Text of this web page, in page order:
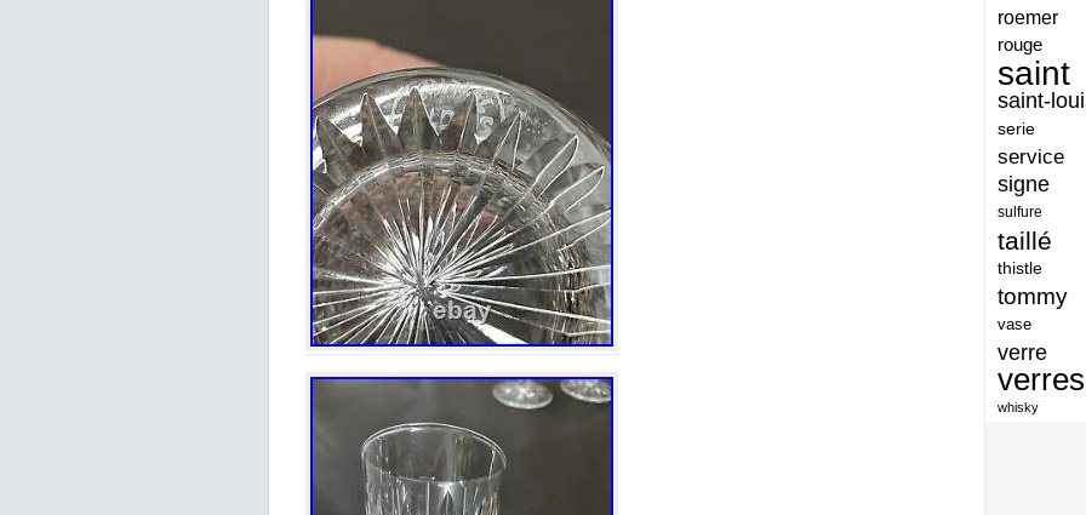
artisanat
arts
assiette
assiettes
atelier
atsunobu
authentique
aventures
baccarat
roemer
rouge
saint
saint-
serie
service
signe
sulfure
taillé
thistle
tommy
vase
verre
verres
whisky